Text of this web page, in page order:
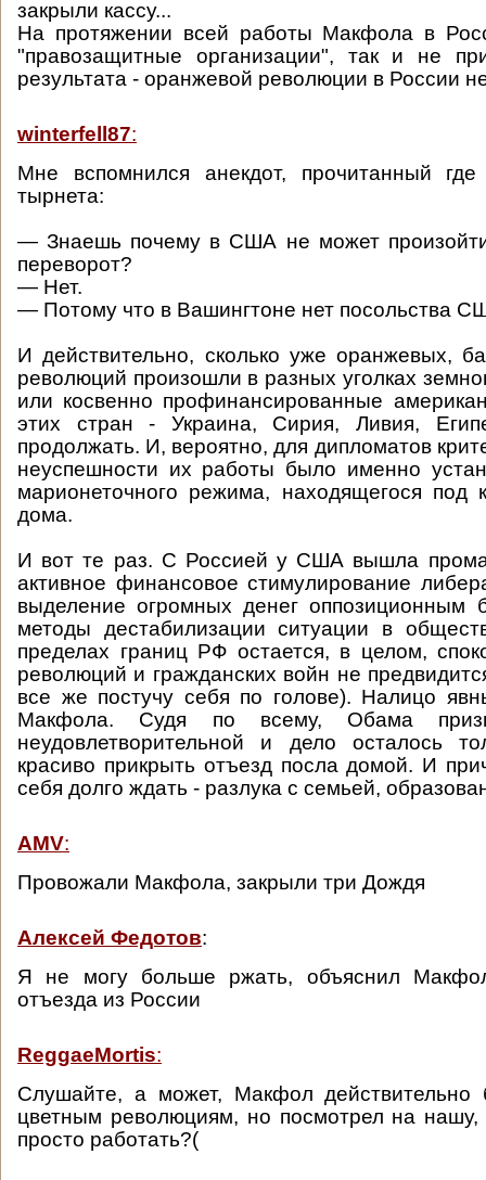
закрыли кассу...
На протяжении всей работы Макфола в
"правозащитные организации", так и не
результата - оранжевой революции в России
winterfell87:
Мне вспомнился анекдот, прочитанный
тырнета:
— Знаешь почему в США не может произойти
переворот?
— Нет.
— Потому что в Вашингтоне нет посольства
И действительно, сколько уже оранжевых,
революций произошли в разных уголках
или косвенно профинансированные
этих стран - Украина, Сирия, Ливия,
продолжать. И, вероятно, для дипломатов
неуспешности их работы было именно
марионеточного режима, находящегося под
дома.
И вот те раз. С Россией у США вышла
активное финансовое стимулирование
выделение огромных денег оппозиционным
методы дестабилизации ситуации в
пределах границ РФ остается, в целом,
революций и гражданских войн не
все же постучу себя по голове). Налицо
Макфола. Судя по всему, Обама
неудовлетворительной и дело осталось
красиво прикрыть отъезд посла домой. И
себя долго ждать - разлука с семьей,
AMV:
Провожали Макфола, закрыли три Дождя
Алексей Федотов:
Я не могу больше ржать, объяснил
отъезда из России
ReggaeMortis:
Слушайте, а может, Макфол действительно
цветным революциям, но посмотрел на
просто работать?(